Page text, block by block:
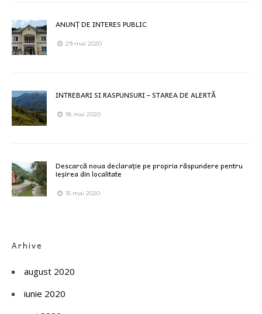
ANUNȚ DE INTERES PUBLIC
29 mai 2020
INTREBARI SI RASPUNSURI – STAREA DE ALERTĂ
18 mai 2020
Descarcă noua declarație pe propria răspundere pentru
ieșirea din localitate
15 mai 2020
Arhive
august 2020
iunie 2020